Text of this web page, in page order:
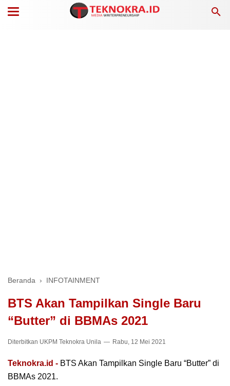
Beranda › INFOTAINMENT
BTS Akan Tampilkan Single Baru
“Butter” di BBMAs 2021
Diterbitkan UKPM Teknokra Unila Rabu, 12 Mei 2021
Teknokra.id - BTS Akan Tampilkan Single Baru “Butter” di
BBMAs 2021.